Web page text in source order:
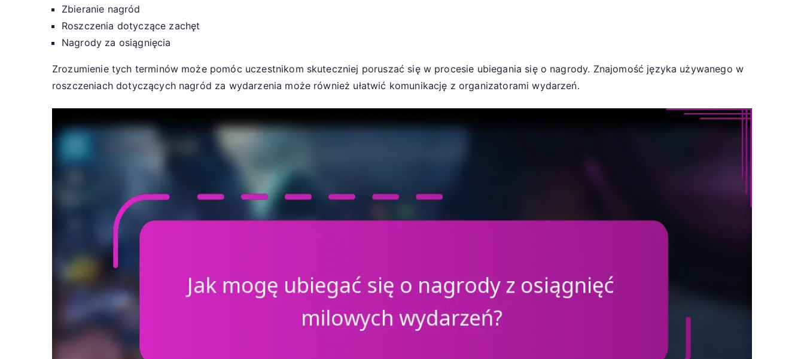
Zbieranie nagród
Roszczenia dotyczące zachęt
Nagrody za osiągnięcia
Zrozumienie tych terminów może pomóc uczestnikom skuteczniej poruszać się w procesie ubiegania się o nagrody. Znajomość języka używanego w
roszczeniach dotyczących nagród za wydarzenia może również ułatwić komunikację z organizatorami wydarzeń.